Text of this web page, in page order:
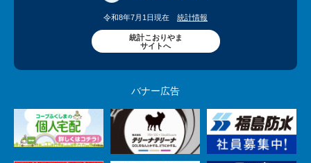
令和8年7月1日現在 統計情報
統計こおりやま
サイトへ
バナー広告